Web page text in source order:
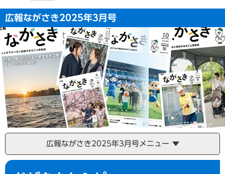
本
文
広報ながさき2025年3月号
広報ながさき2025年3月号メニュー
本